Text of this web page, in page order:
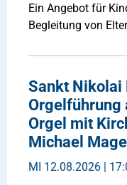
Ein Angebot für
Begleitung von
Sankt Nikolai
Orgelführung
Orgel mit
Michael
MI 12.08.2026 |